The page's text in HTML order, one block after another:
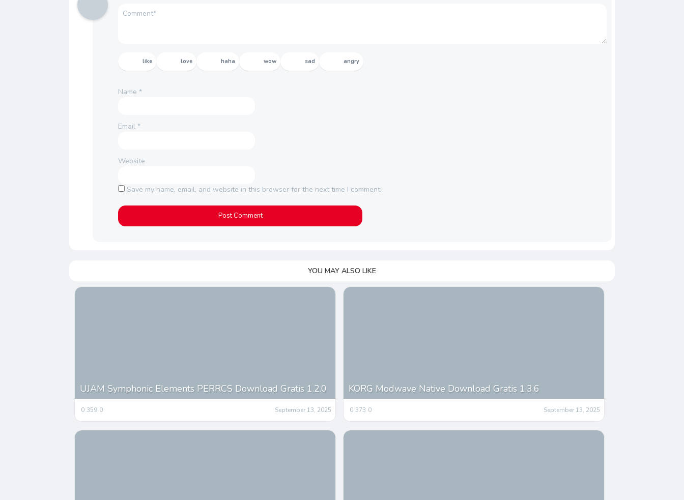
like love haha wow sad angry
Name*
Email*
Website
Save my name, email, and website in this browser for the next time I comment.
YOU MAY ALSO LIKE
UJAM Symphonic Elements PERRCS Download Gratis 1.2.0
0 359 0 September 13, 2025
KORG Modwave Native Download Gratis 1.3.6
0 373 0 September 13, 2025